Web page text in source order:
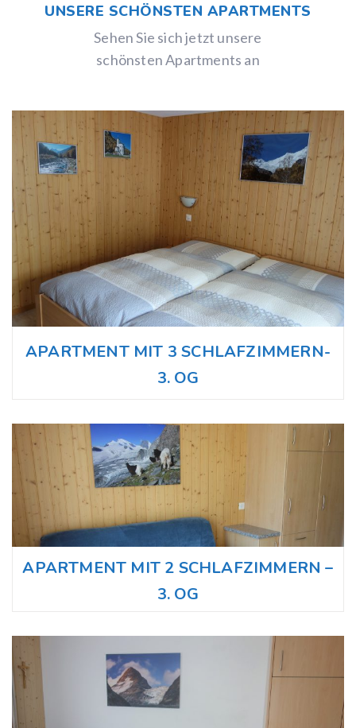
UNSERE SCHÖNSTEN APARTMENTS
Sehen Sie sich jetzt unsere
schönsten Apartments an
APARTMENT MIT 3 SCHLAFZIMMERN-
3. OG
APARTMENT MIT 2 SCHLAFZIMMERN –
3. OG